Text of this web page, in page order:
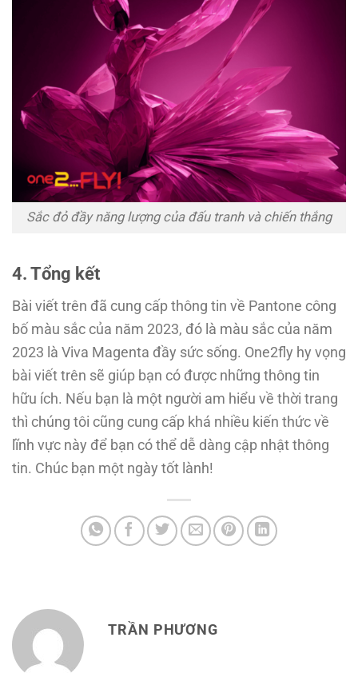
Sắc đỏ đầy năng lượng của đấu tranh và chiến thắng
4. Tổng kết
Bài viết trên đã cung cấp thông tin về Pantone công
bố màu sắc của năm 2023, đó là màu sắc của năm
2023 là Viva Magenta đầy sức sống. One2fly hy vọng
bài viết trên sẽ giúp bạn có được những thông tin
hữu ích. Nếu bạn là một người am hiểu về thời trang
thì chúng tôi cũng cung cấp khá nhiều kiến thức về
lĩnh vực này để bạn có thể dễ dàng cập nhật thông
tin. Chúc bạn một ngày tốt lành!
TRẦN PHƯƠNG